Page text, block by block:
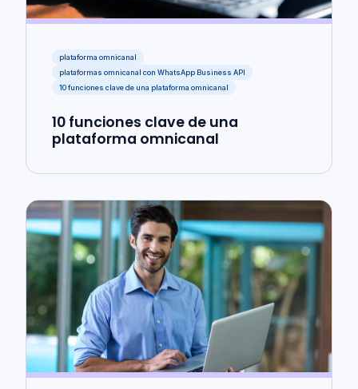
plataforma omnicanal
plataformas omnicanal con WhatsApp Business API
10 funciones clave de una plataforma omnicanal
10 funciones clave de una
plataforma omnicanal